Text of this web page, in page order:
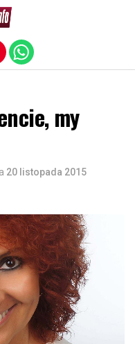
my
20 listopada 2015